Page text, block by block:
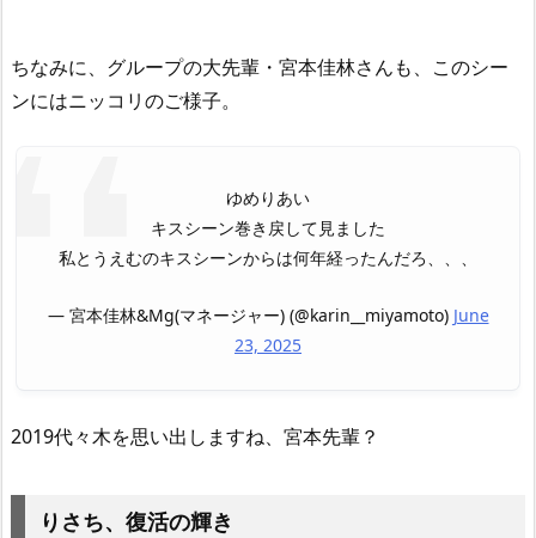
ちなみに、グループの大先輩・宮本佳林さんも、このシー
ンにはニッコリのご様子。
ゆめりあい
キスシーン巻き戻して見ました
私とうえむのキスシーンからは何年経ったんだろ、、、
— 宮本佳林&Mg(マネージャー) (@karin__miyamoto) June
23, 2025
2019代々木を思い出しますね、宮本先輩？
りさち、復活の輝き